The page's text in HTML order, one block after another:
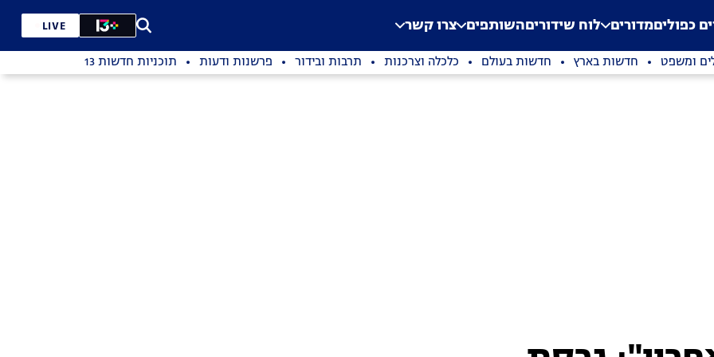
Application error: a
. כפוליםמדורים לוח שידוריםהשותפים צרו קשר LIVE
ומשפט חדשות בארץ חדשות בעולם כלכלה וצרכנות תרבות ובידור פרשנות ודעות תוכניות חדשות 13